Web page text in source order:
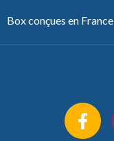
Box conçues en France